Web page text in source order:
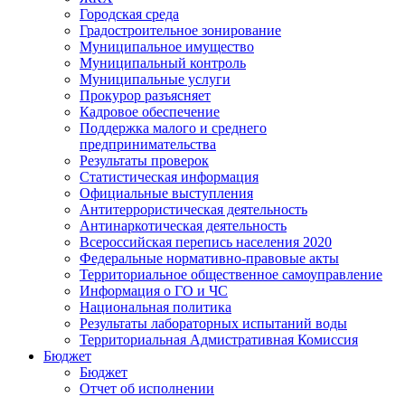
Городская среда
Градостроительное зонирование
Муниципальное имущество
Муниципальный контроль
Муниципальные услуги
Прокурор разъясняет
Кадровое обеспечение
Поддержка малого и среднего
предпринимательства
Результаты проверок
Статистическая информация
Официальные выступления
Антитеррористическая деятельность
Антинаркотическая деятельность
Всероссийская перепись населения 2020
Федеральные нормативно-правовые акты
Территориальное общественное самоуправление
Информация о ГО и ЧС
Национальная политика
Результаты лабораторных испытаний воды
Территориальная Адмистративная Комиссия
Бюджет
Бюджет
Отчет об исполнении